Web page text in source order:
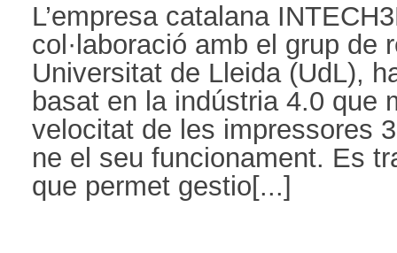
L’empresa catalana
col·laboració amb el grup de
Universitat de Lleida (UdL),
basat en la indústria 4.0 que
velocitat de les impressores
ne el seu funcionament. Es
que permet gestio[...]